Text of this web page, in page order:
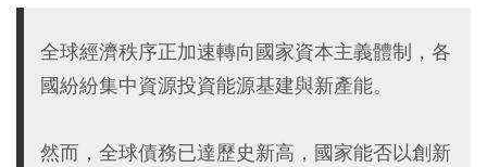
全球經濟秩序正加速轉向國家資本主義體制，各
國紛紛集中資源投資能源基建與新產能。
然而，全球債務已達歷史新高，國家能否以創新